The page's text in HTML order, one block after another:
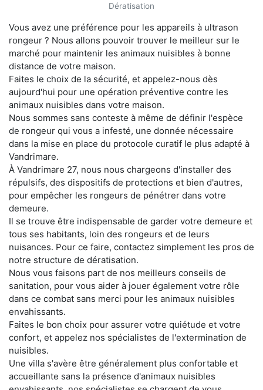
Dératisation
Vous avez une préférence pour les appareils à ultrason
rongeur ? Nous allons pouvoir trouver le meilleur sur le
marché pour maintenir les animaux nuisibles à bonne
distance de votre maison.
Faites le choix de la sécurité, et appelez-nous dès
aujourd'hui pour une opération préventive contre les
animaux nuisibles dans votre maison.
Nous sommes sans conteste à même de définir l'espèce
de rongeur qui vous a infesté, une donnée nécessaire
dans la mise en place du protocole curatif le plus adapté à
Vandrimare.
À Vandrimare 27, nous nous chargeons d'installer des
répulsifs, des dispositifs de protections et bien d'autres,
pour empêcher les rongeurs de pénétrer dans votre
demeure.
Il se trouve être indispensable de garder votre demeure et
tous ses habitants, loin des rongeurs et de leurs
nuisances. Pour ce faire, contactez simplement les pros de
notre structure de dératisation.
Nous vous faisons part de nos meilleurs conseils de
sanitation, pour vous aider à jouer également votre rôle
dans ce combat sans merci pour les animaux nuisibles
envahissants.
Faites le bon choix pour assurer votre quiétude et votre
confort, et appelez nos spécialistes de l'extermination de
nuisibles.
Une villa s'avère être généralement plus confortable et
accueillante sans la présence d'animaux nuisibles